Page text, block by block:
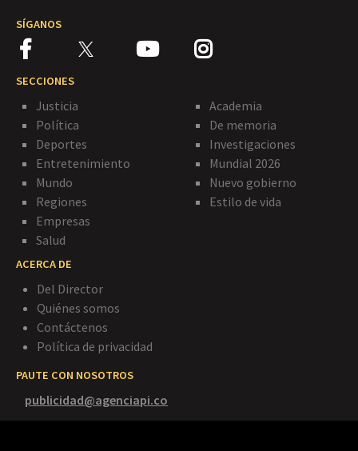
SÍGANOS
SECCIONES
Justicia
Política
Deportes
Entretenimiento
Mundo
Regiones
Empresas
Salud
Academia
De memoria
Investigaciones
Mundial 2026
Nuevo gobierno
Estilo de vida
ACERCA DE
Del Director
Quiénes somos
Contáctenos
Política de privacidad
PAUTE CON NOSOTROS
publicidad@agenciapi.co